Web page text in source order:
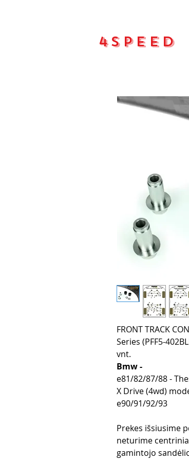
4Speed
FRONT TRACK
Series (PFF5-
vnt.
Bmw -
e81/82/87/88 -
X Drive (4wd)
e90/91/92/93
Prekes išsiusime
neturime
gamintojo